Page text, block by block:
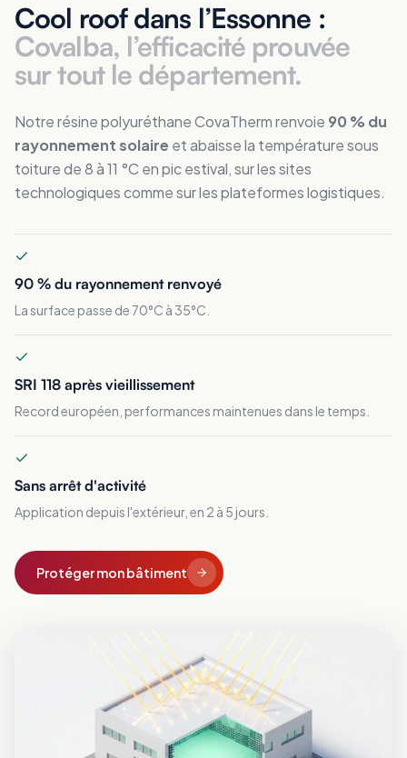
Cool roof dans l’Essonne :
Covalba, l’efficacité prouvée
sur tout le département.
Notre résine polyuréthane CovaTherm renvoie 90 % du
rayonnement solaire et abaisse la température sous
toiture de 8 à 11 °C en pic estival, sur les sites
technologiques comme sur les plateformes logistiques.
90 % du rayonnement renvoyé
La surface passe de 70°C à 35°C.
SRI 118 après vieillissement
Record européen, performances maintenues dans le temps.
Sans arrêt d'activité
Application depuis l'extérieur, en 2 à 5 jours.
Protéger mon bâtiment